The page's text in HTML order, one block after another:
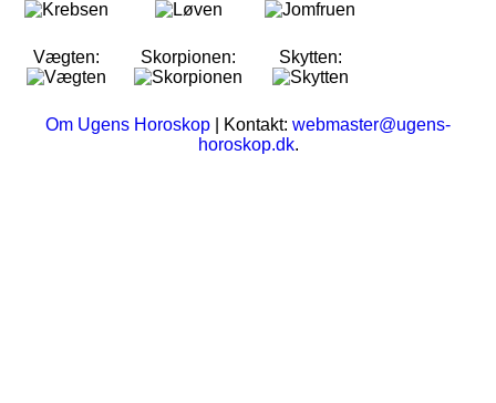
Vægten: Skorpionen: Skytten:
Om Ugens Horoskop | Kontakt: webmaster@ugens-
horoskop.dk.